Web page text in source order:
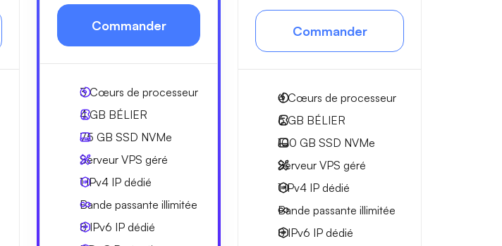
Commander
3Cœurs de processeur
4 GB BÉLIER
75 GB SSD NVMe
Serveur VPS géré
1 IPv4 IP dédié
Bande passante illimitée
8 IPv6 IP dédié
Commander
4Cœurs de processeur
6 GB BÉLIER
100 GB SSD NVMe
Serveur VPS géré
1 IPv4 IP dédié
Bande passante illimitée
8 IPv6 IP dédié